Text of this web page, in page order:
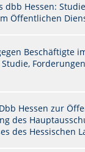
dbb Hessen:
Öffentlichen
Beschäftigte
Hessen zur
des
des Hessischen